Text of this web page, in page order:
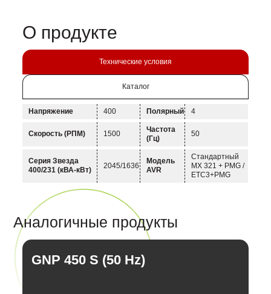
О продукте
Технические условия
Каталог
Напряжение 400 Полярный 4
Скорость (РПМ) 1500
Частота
(Гц)
50
Серия Звезда
400/231 (кВА-кВт)
2045/1636
Модель
AVR
Стандартный
MX 321 + PMG /
ETC3+PMG
Аналогичные продукты
GNP 450 S (50 Hz)